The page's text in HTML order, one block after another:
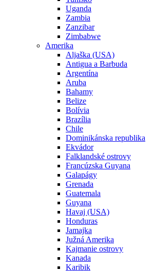
Uganda
Zambia
Zanzibar
Zimbabwe
Amerika
Aljaška (USA)
Antigua a Barbuda
Argentína
Aruba
Bahamy
Belize
Bolívia
Brazília
Chile
Dominikánska republika
Ekvádor
Falklandské ostrovy
Francúzska Guyana
Galapágy
Grenada
Guatemala
Guyana
Havaj (USA)
Honduras
Jamajka
Južná Amerika
Kajmanie ostrovy
Kanada
Karibik